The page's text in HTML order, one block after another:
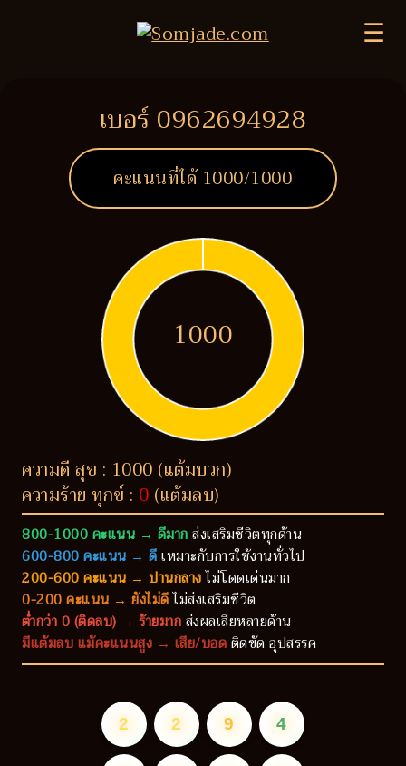
☰
เบอร์ 0962694928
คะแนนที่ได้ 1000/1000
1000
ความดี สุข : 1000 (แต้มบวก)
ความร้าย ทุกข์ : 0 (แต้มลบ)
800-1000 คะแนน → ดีมากส่งเสริมชีวิตทุกด้าน
600-800 คะแนน → ดีเหมาะกับการใช้งานทั่วไป
200-600 คะแนน → ปานกลางไม่โดดเด่นมาก
0-200 คะแนน → ยังไม่ดีไม่ส่งเสริมชีวิต
ต่ำกว่า 0 (ติดลบ) → ร้ายมากส่งผลเสียหลายด้าน
มีแต้มลบ แม้คะแนนสูง → เสีย/บอดติดขัด อุปสรรค
2 2 9 4